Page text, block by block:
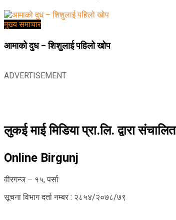
मुख्य समाचार
आमाको दुध – शिशुलाई पहिलो खोप
ADVERTISEMENT
लुकई माई मिडिया प्रा.लि. द्वारा संचालित
Online Birgunj
वीरगन्ज – १५, पर्सा
सूचना विभाग दर्ता नम्बर : २८५४/२०७८/७९